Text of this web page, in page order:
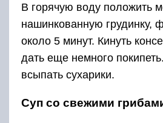
В горячую воду положить
нашинкованную грудинку,
около 5 минут. Кинуть
дать еще немного
всыпать сухарики.
Суп со свежими